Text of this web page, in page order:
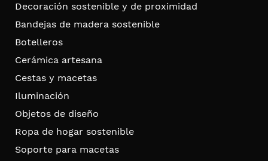
Decoración sostenible y de proximidad
Bandejas de madera sostenible
Botelleros
Cerámica artesana
Cestas y macetas
Iluminación
Objetos de diseño
Ropa de hogar sostenible
Soporte para macetas